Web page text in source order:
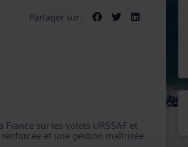
Partager sur :
sur les volets URSSAF et
et une gestion maîtrisée